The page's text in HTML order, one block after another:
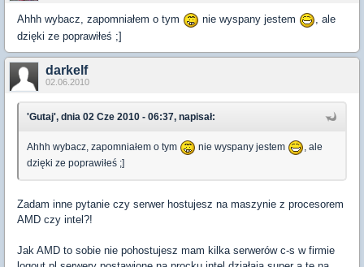
Ahhh wybacz, zapomniałem o tym nie wyspany jestem
, ale
dzięki ze poprawiłeś ;]
darkelf
02.06.2010
'Gutaj', dnia 02 Cze 2010 - 06:37, napisał:
Ahhh wybacz, zapomniałem o tym nie wyspany jestem
, ale
dzięki ze poprawiłeś ;]
Zadam inne pytanie czy serwer hostujesz na maszynie z procesorem
AMD czy intel?!
Jak AMD to sobie nie pohostujesz mam kilka serwerów c-s w firmie